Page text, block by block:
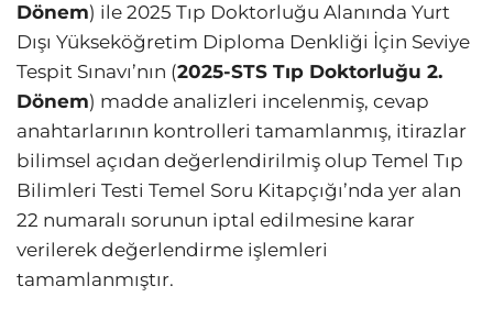
Dönem) ile 2025 Tıp Doktorluğu Alanında Yurt
Dışı Yükseköğretim Diploma Denkliği İçin Seviye
Tespit Sınavı’nın (2025-STS Tıp Doktorluğu 2.
Dönem) madde analizleri incelenmiş, cevap
anahtarlarının kontrolleri tamamlanmış, itirazlar
bilimsel açıdan değerlendirilmiş olup Temel Tıp
Bilimleri Testi Temel Soru Kitapçığı’nda yer alan
22 numaralı sorunun iptal edilmesine karar
verilerek değerlendirme işlemleri
tamamlanmıştır.